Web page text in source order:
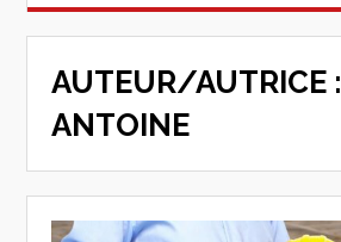
AUTEUR/AUTRICE :
ANTOINE